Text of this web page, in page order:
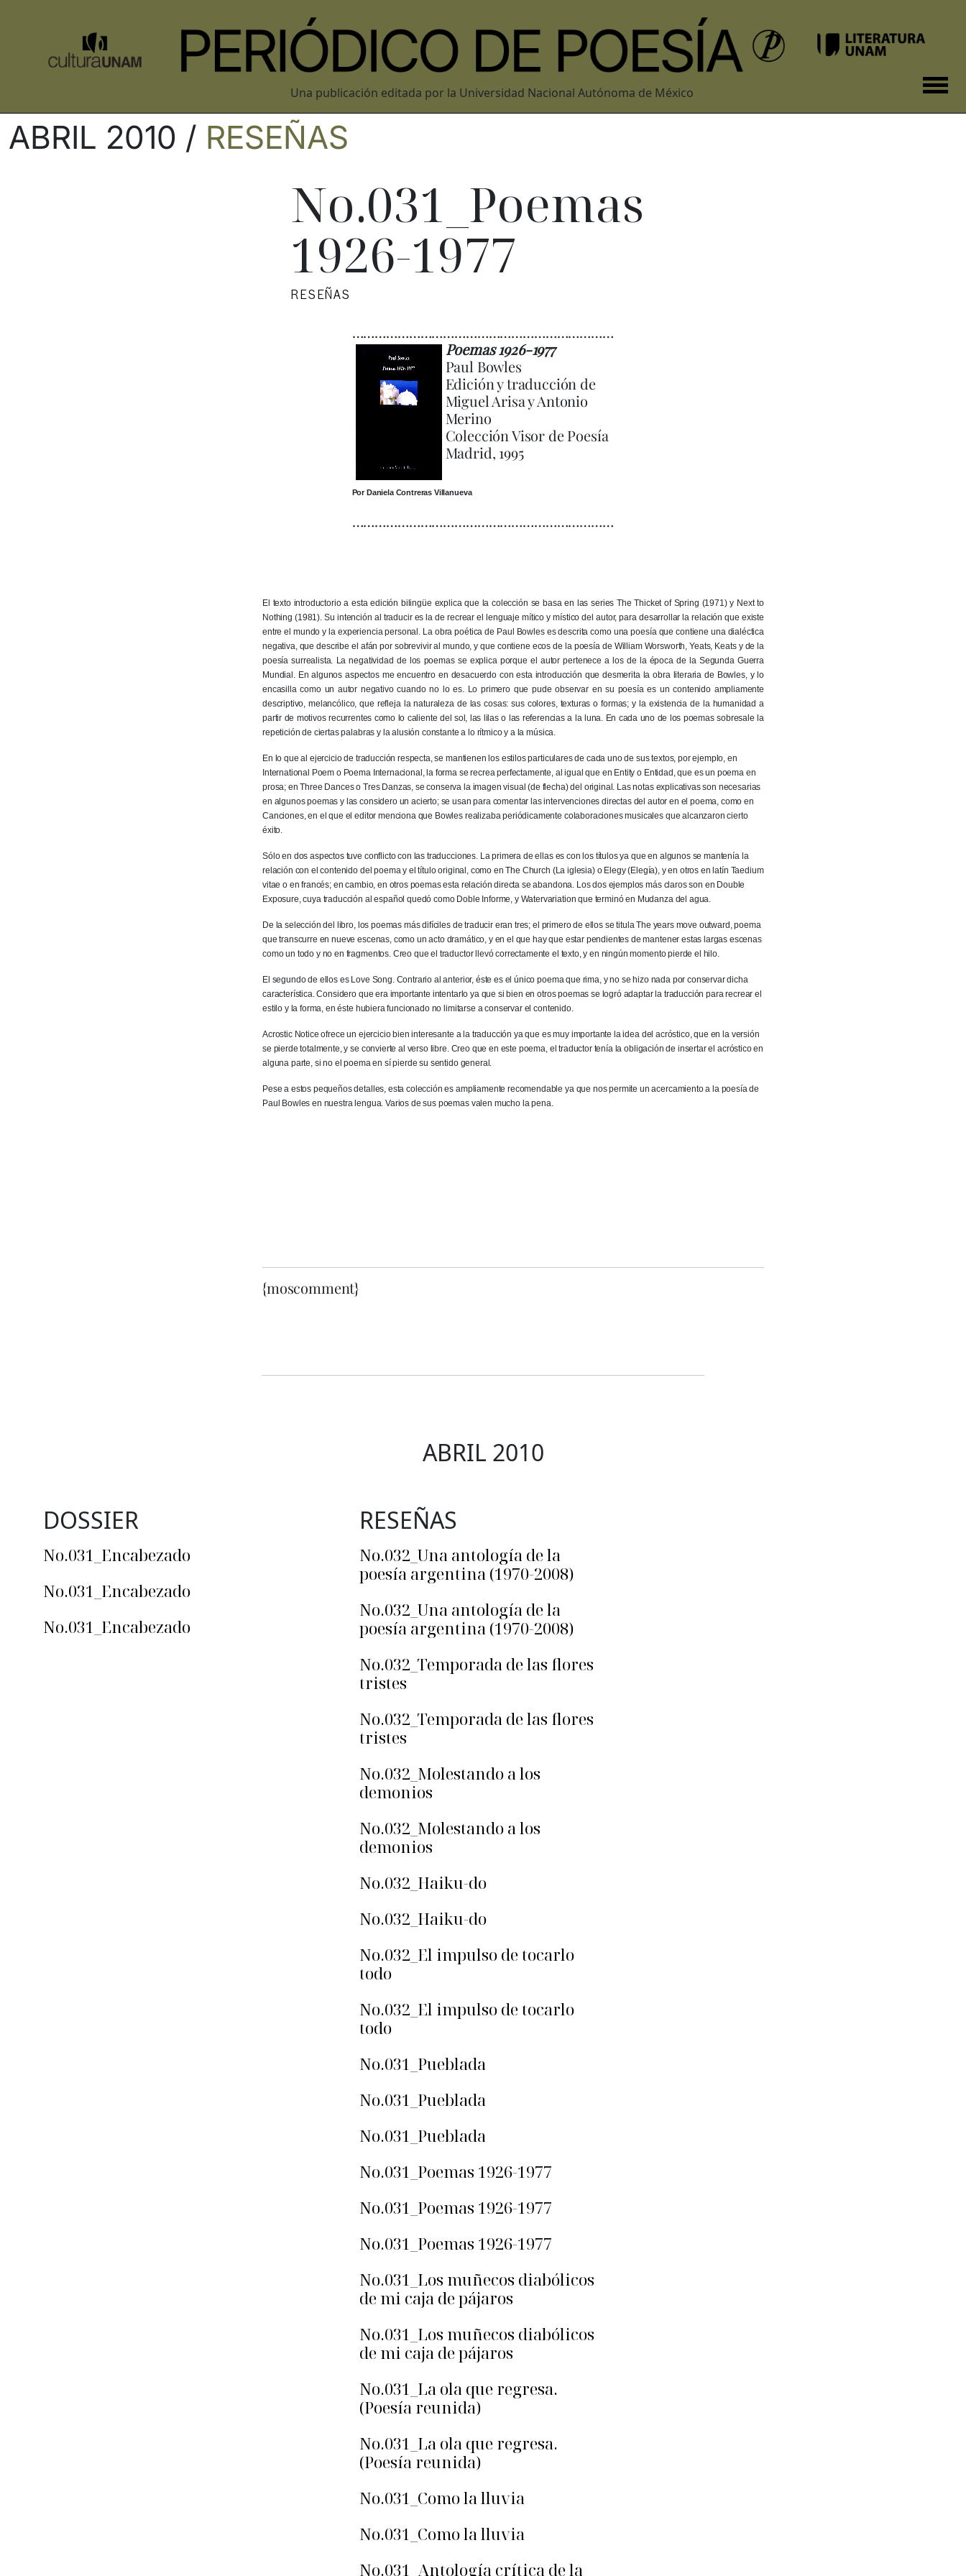
Una publicación editada por la Universidad Nacional Autónoma de México
ABRIL 2010 / RESEÑAS
No.031_Poemas
1926-1977
RESEÑAS
……………………………………………………………
Poemas 1926-1977
Paul Bowles
Edición y traducción de
Miguel Arisa y Antonio
Merino
Colección Visor de Poesía
Madrid, 1995
Por Daniela Contreras Villanueva
……………………………………………………………
El texto introductorio a esta edición bilingüe explica que la colección se basa en las series The Thicket of Spring (1971) y Next to
Nothing (1981). Su intención al traducir es la de recrear el lenguaje mítico y místico del autor, para desarrollar la relación que existe
entre el mundo y la experiencia personal. La obra poética de Paul Bowles es descrita como una poesía que contiene una dialéctica
negativa, que describe el afán por sobrevivir al mundo, y que contiene ecos de la poesía de William Worsworth, Yeats, Keats y de la
poesía surrealista. La negatividad de los poemas se explica porque el autor pertenece a los de la época de la Segunda Guerra
Mundial. En algunos aspectos me encuentro en desacuerdo con esta introducción que desmerita la obra literaria de Bowles, y lo
encasilla como un autor negativo cuando no lo es. Lo primero que pude observar en su poesía es un contenido ampliamente
descriptivo, melancólico, que refleja la naturaleza de las cosas: sus colores, texturas o formas; y la existencia de la humanidad a
partir de motivos recurrentes como lo caliente del sol, las lilas o las referencias a la luna. En cada uno de los poemas sobresale la
repetición de ciertas palabras y la alusión constante a lo rítmico y a la música.
En lo que al ejercicio de traducción respecta, se mantienen los estilos particulares de cada uno de sus textos, por ejemplo, en
International Poem o Poema Internacional, la forma se recrea perfectamente, al igual que en Entity o Entidad, que es un poema en
prosa; en Three Dances o Tres Danzas, se conserva la imagen visual (de flecha) del original. Las notas explicativas son necesarias
en algunos poemas y las considero un acierto; se usan para comentar las intervenciones directas del autor en el poema, como en
Canciones, en el que el editor menciona que Bowles realizaba periódicamente colaboraciones musicales que alcanzaron cierto
éxito.
Sólo en dos aspectos tuve conflicto con las traducciones. La primera de ellas es con los títulos ya que en algunos se mantenía la
relación con el contenido del poema y el título original, como en The Church (La iglesia) o Elegy (Elegía), y en otros en latín Taedium
vitae o en francés; en cambio, en otros poemas esta relación directa se abandona. Los dos ejemplos más claros son en Double
Exposure, cuya traducción al español quedó como Doble Informe, y Watervariation que terminó en Mudanza del agua.
De la selección del libro, los poemas más difíciles de traducir eran tres; el primero de ellos se titula The years move outward, poema
que transcurre en nueve escenas, como un acto dramático, y en el que hay que estar pendientes de mantener estas largas escenas
como un todo y no en fragmentos. Creo que el traductor llevó correctamente el texto, y en ningún momento pierde el hilo.
El segundo de ellos es Love Song. Contrario al anterior, éste es el único poema que rima, y no se hizo nada por conservar dicha
característica. Considero que era importante intentarlo ya que si bien en otros poemas se logró adaptar la traducción para recrear el
estilo y la forma, en éste hubiera funcionado no limitarse a conservar el contenido.
Acrostic Notice ofrece un ejercicio bien interesante a la traducción ya que es muy importante la idea del acróstico, que en la versión
se pierde totalmente, y se convierte al verso libre. Creo que en este poema, el traductor tenía la obligación de insertar el acróstico en
alguna parte, si no el poema en sí pierde su sentido general.
Pese a estos pequeños detalles, esta colección es ampliamente recomendable ya que nos permite un acercamiento a la poesía de
Paul Bowles en nuestra lengua. Varios de sus poemas valen mucho la pena.
{moscomment}
ABRIL 2010
DOSSIER
No.031_Encabezado
No.031_Encabezado
No.031_Encabezado
RESEÑAS
No.032_Una antología de la
poesía argentina (1970-2008)
No.032_Una antología de la
poesía argentina (1970-2008)
No.032_Temporada de las flores
tristes
No.032_Temporada de las flores
tristes
No.032_Molestando a los
demonios
No.032_Molestando a los
demonios
No.032_Haiku-do
No.032_Haiku-do
No.032_El impulso de tocarlo
todo
No.032_El impulso de tocarlo
todo
No.031_Pueblada
No.031_Pueblada
No.031_Pueblada
No.031_Poemas 1926-1977
No.031_Poemas 1926-1977
No.031_Poemas 1926-1977
No.031_Los muñecos diabólicos
de mi caja de pájaros
No.031_Los muñecos diabólicos
de mi caja de pájaros
No.031_La ola que regresa.
(Poesía reunida)
No.031_La ola que regresa.
(Poesía reunida)
No.031_Como la lluvia
No.031_Como la lluvia
No.031_Antología crítica de la